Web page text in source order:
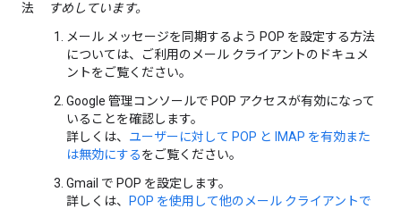
法
すめしています。
メール メッセージを同期するよう POP を設定する方法
については、ご利用のメール クライアントのドキュメ
ントをご覧ください。
Google 管理コンソールで POP アクセスが有効になって
いることを確認します。
詳しくは、 ユーザーに対して POP と IMAP を有効また
は無効にするをご覧ください。
Gmail で POP を設定します。
詳しくは、
POP を使用して他のメール クライアントで